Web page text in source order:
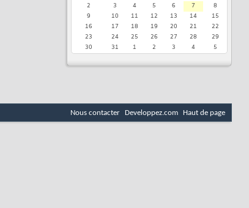
2
3 4 5 6 7
8
9
10 11 12 13 14
15
16
17 18 19 20 21
22
23
24 25 26 27 28
29
30
31 1 2 3 4 5
Nous contacter Developpez.com Haut de page